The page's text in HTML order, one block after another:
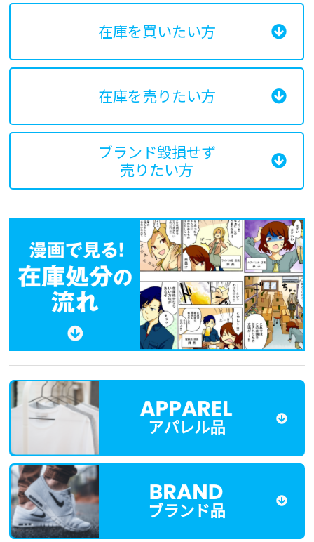
在庫を買いたい方
在庫を売りたい方
ブランド毀損せず
売りたい方
アパレル品
ブランド品